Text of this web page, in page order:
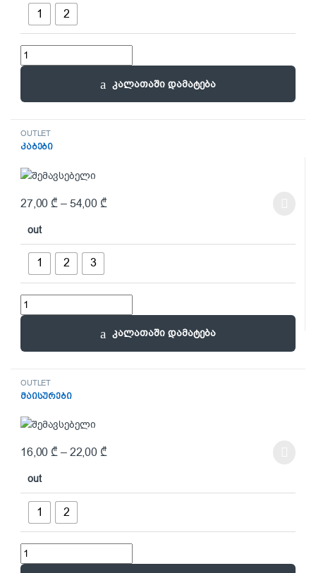
1 2
თბილი ზედები quantity
კალათაში დამატება
OUTLET
კაბები
27,00₾–54,00₾
This product has multiple variants. The options may be chosen on
out
1 2 3
კაბები quantity
კალათაში დამატება
OUTLET
მაისურები
16,00₾–22,00₾
This product has multiple variants. The options may be chosen on
out
1 2
მაისურები quantity